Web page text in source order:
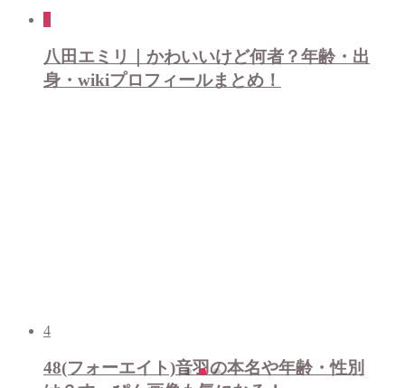
3
八田エミリ｜かわいいけど何者？年齢・出
身・wikiプロフィールまとめ！
4
48(フォーエイト)音羽の本名や年齢・性別